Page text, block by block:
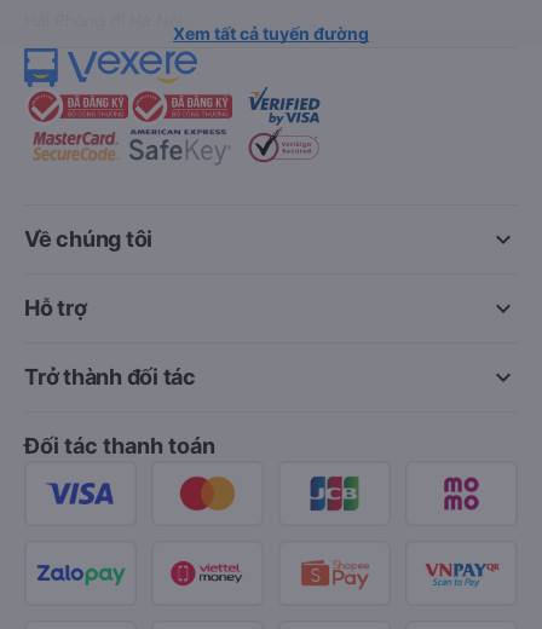
Xem tất cả tuyến đường
keyboard_arrow_down
Về chúng tôi
keyboard_arrow_down
Hỗ trợ
keyboard_arrow_down
Trở thành đối tác
Đối tác thanh toán